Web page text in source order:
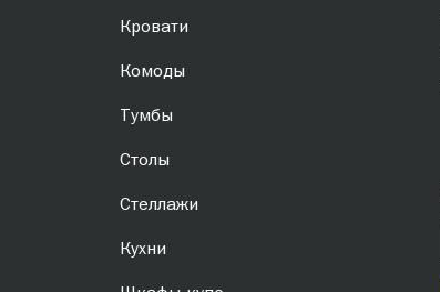
Кровати
Комоды
Тумбы
Столы
Стеллажи
Кухни